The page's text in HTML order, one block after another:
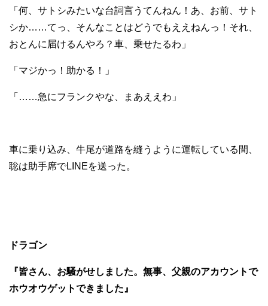
「何、サトシみたいな台詞言うてんねん！あ、お前、サト
シか……てっ、そんなことはどうでもええねんっ！それ、
おとんに届けるんやろ？車、乗せたるわ」
「マジかっ！助かる！」
「……急にフランクやな、まあええわ」
車に乗り込み、牛尾が道路を縫うように運転している間、
聡は助手席でLINEを送った。
ドラゴン
『皆さん、お騒がせしました。無事、父親のアカウントで
ホウオウゲットできました』